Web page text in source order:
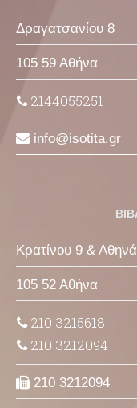
Δραγατσανίου 8
105 59 Αθήνα
2144055251
info isotita gr
Κρατίνου 9 &
105 52 Αθήνα
210 3215618
210 3212094
210 3212094